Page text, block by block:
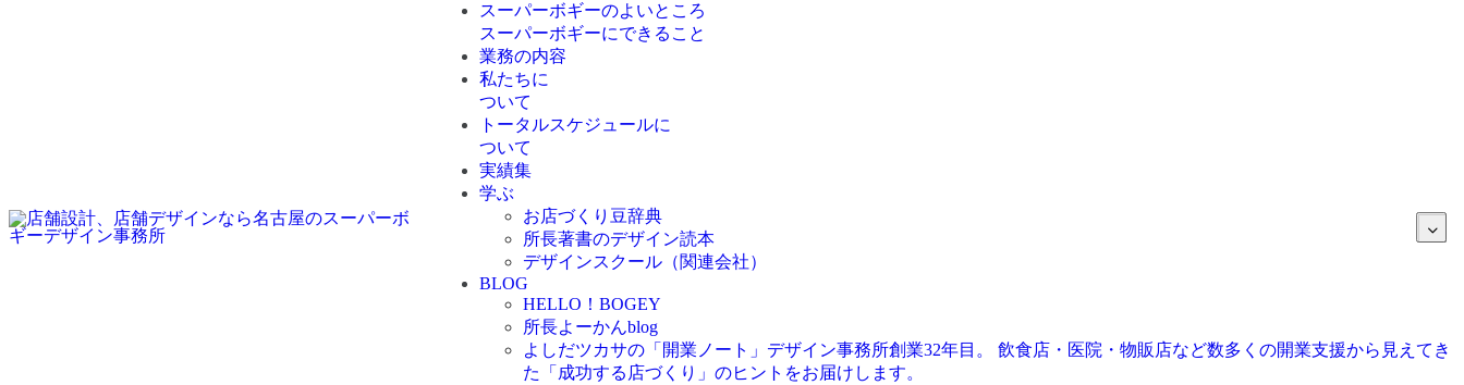
スーパーボギーのよいところ
スーパーボギーにできること
業務の内容
私たちに
ついて
トータルスケジュールに
ついて
実績集
学ぶ
お店づくり豆辞典
所長著書のデザイン読本
デザインスクール（関連会社）
BLOG
HELLO！BOGEY
所長よーかんblog
よしだツカサの「開業ノート」 デザイン事務所創業32年目。 飲食店・医院・物販店など数多くの開業支援から見えてき
た「成功する店づくり」のヒントをお届けします。